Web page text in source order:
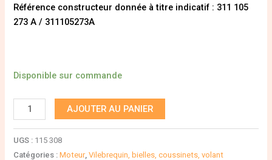
Référence constructeur donnée à titre indicatif : 311 105
273 A / 311105273A
Disponible sur commande
AJOUTER AU PANIER
UGS : 115 308
Catégories :Moteur,Vilebrequin, bielles, coussinets, volant